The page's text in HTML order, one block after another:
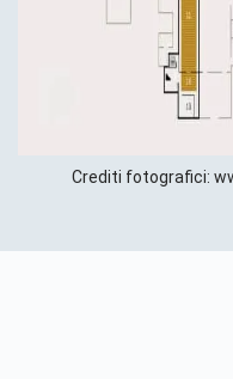
Crediti fotografici: